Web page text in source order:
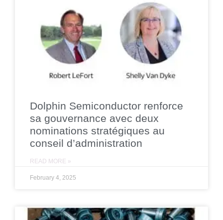
Dolphin Semiconductor renforce
sa gouvernance avec deux
nominations stratégiques au
conseil d’administration
READ MORE »
February 4, 2025